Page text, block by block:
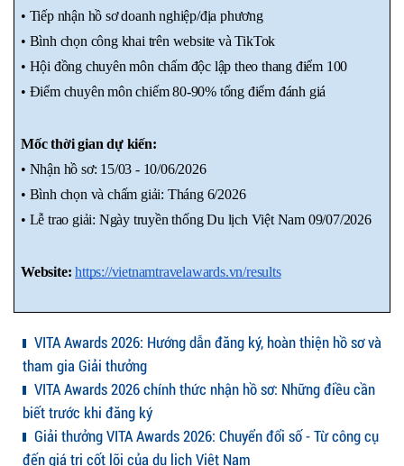
• Tiếp nhận hồ sơ doanh nghiệp/địa phương
• Bình chọn công khai trên website và TikTok
• Hội đồng chuyên môn chấm độc lập theo thang điểm 100
• Điểm chuyên môn chiếm 80-90% tổng điểm đánh giá
Mốc thời gian dự kiến:
• Nhận hồ sơ: 15/03 - 10/06/2026
• Bình chọn và chấm giải: Tháng 6/2026
• Lễ trao giải: Ngày truyền thống Du lịch Việt Nam 09/07/2026
Website: https://vietnamtravelawards.vn/results
VITA Awards 2026: Hướng dẫn đăng ký, hoàn thiện hồ sơ và
tham gia Giải thưởng
VITA Awards 2026 chính thức nhận hồ sơ: Những điều cần
biết trước khi đăng ký
Giải thưởng VITA Awards 2026: Chuyển đổi số - Từ công cụ
đến giá trị cốt lõi của du lịch Việt Nam